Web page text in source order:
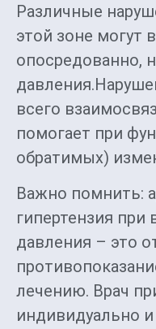
Различные
этой зоне могут
опосредованно,
всего
помогает при
обратимых)
Важно помнить:
гипертензия
давления – это
лечению. Врач
индивидуально